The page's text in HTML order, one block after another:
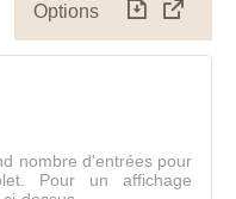
Options
le
nombre d'entrées pour
Pour un affichage